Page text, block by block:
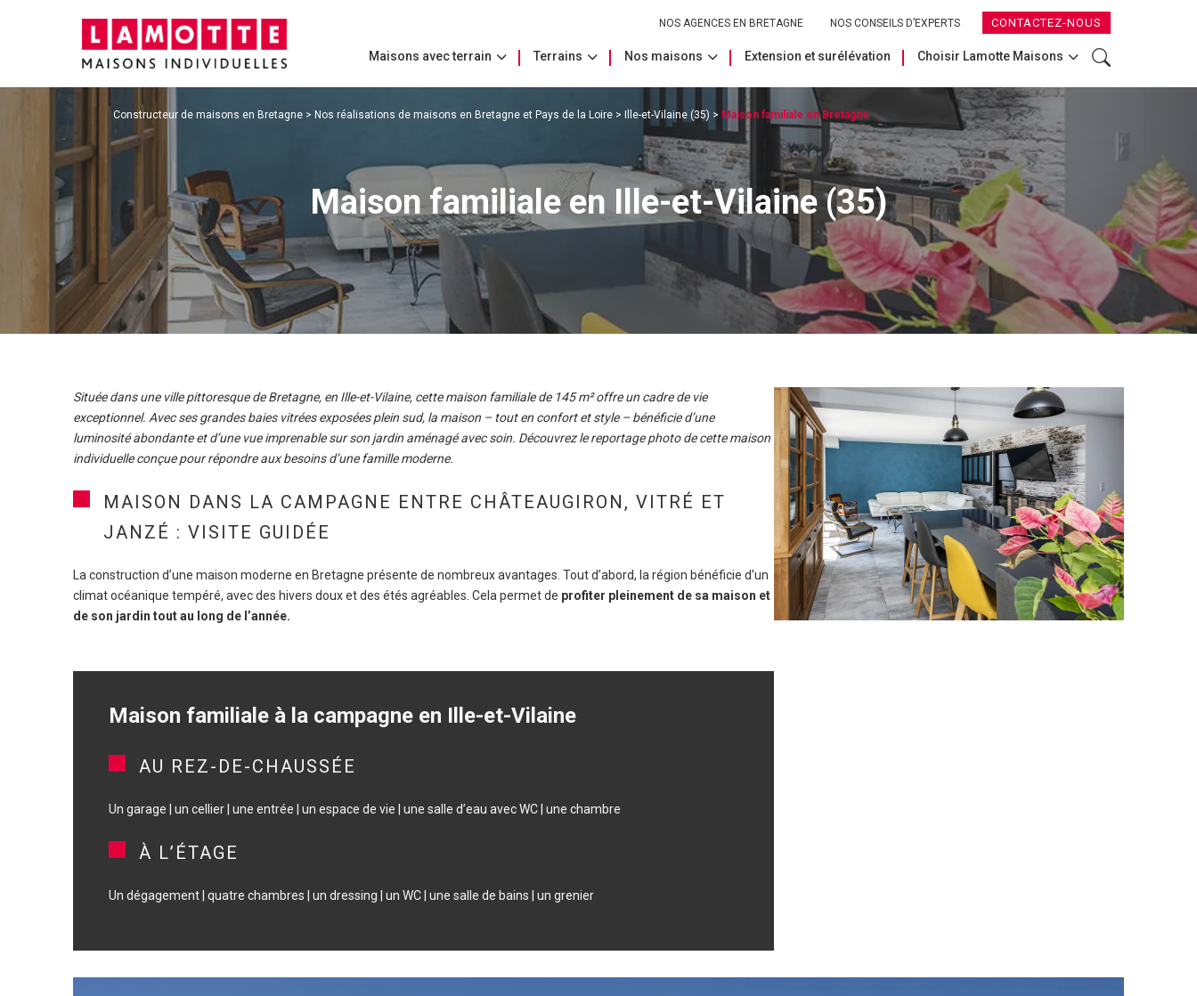
NOS AGENCES EN BRETAGNE NOS CONSEILS D’EXPERTS CONTACTEZ-NOUS
Maisons avec terrain Terrains Nos maisons Extension et surélévation Choisir Lamotte Maisons
Constructeur de maisons en Bretagne > Nos réalisations de maisons en Bretagne et Pays de la Loire > Ille-et-Vilaine (35) > Maison familiale en Bretagne
Maison familiale en Ille-et-Vilaine (35)
Située dans une ville pittoresque de Bretagne, en Ille-et-Vilaine, cette maison familiale de 145 m² offre un cadre de vie
exceptionnel. Avec ses grandes baies vitrées exposées plein sud, la maison – tout en confort et style – bénéficie d’une
luminosité abondante et d’une vue imprenable sur son jardin aménagé avec soin. Découvrez le reportage photo de cette maison
individuelle conçue pour répondre aux besoins d’une famille moderne.
MAISON DANS LA CAMPAGNE ENTRE CHÂTEAUGIRON, VITRÉ ET
JANZÉ : VISITE GUIDÉE
La construction d’une maison moderne en Bretagne présente de nombreux avantages. Tout d’abord, la région bénéficie d’un
climat océanique tempéré, avec des hivers doux et des étés agréables. Cela permet de profiter pleinement de sa maison et
de son jardin tout au long de l’année.
Maison familiale à la campagne en Ille-et-Vilaine
AU REZ-DE-CHAUSSÉE
Un garage | un cellier | une entrée | un espace de vie | une salle d’eau avec WC | une chambre
À L’ÉTAGE
Un dégagement | quatre chambres | un dressing | un WC | une salle de bains | un grenier